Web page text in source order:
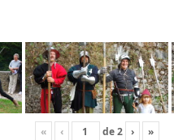
« ‹ de2 › »